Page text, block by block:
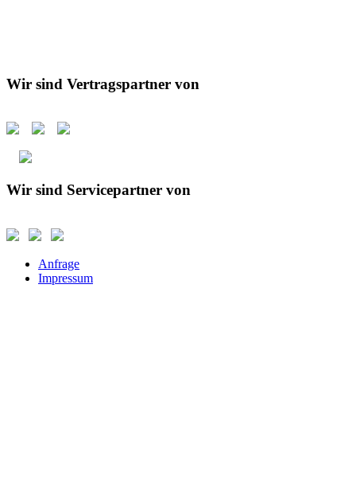
Wir sind Vertragspartner von
Wir sind Servicepartner von
Anfrage
Impressum